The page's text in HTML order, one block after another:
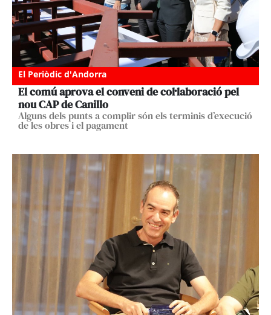
El Periòdic d'Andorra
El comú aprova el conveni de col·laboració pel
nou CAP de Canillo
Alguns dels punts a complir són els terminis d’execució
de les obres i el pagament